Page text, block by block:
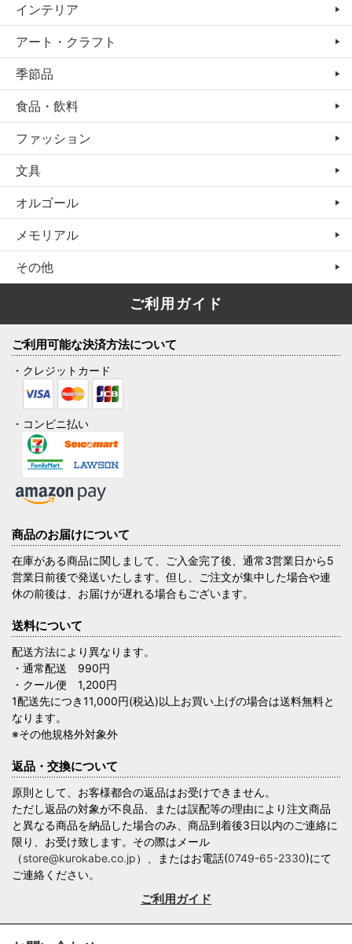
インテリア
アート・クラフト
季節品
食品・飲料
ファッション
文具
オルゴール
メモリアル
その他
ご利用ガイド
ご利用可能な決済方法について
・クレジットカード
・コンビニ払い
商品のお届けについて
在庫がある商品に関しまして、ご入金完了後、通常3営業日から5
営業日前後で発送いたします。但し、ご注文が集中した場合や連
休の前後は、お届けが遅れる場合もございます。
送料について
配送方法により異なります。
・通常配送 990円
・クール便 1,200円
1配送先につき11,000円(税込)以上お買い上げの場合は送料無料と
なります。
※その他規格外対象外
返品・交換について
原則として、お客様都合の返品はお受けできません。
ただし返品の対象が不良品、または誤配等の理由により注文商品
と異なる商品を納品した場合のみ、商品到着後3日以内のご連絡に
限り、お受け致します。その際はメール
（store@kurokabe.co.jp）、またはお電話(0749-65-2330)にて
ご連絡ください。
ご利用ガイド